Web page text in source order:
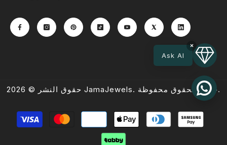
×
Ask AI
حقوق النشر © 2026 JamaJewels. جميع الحقوق محفوظة.
طرق
الدفع